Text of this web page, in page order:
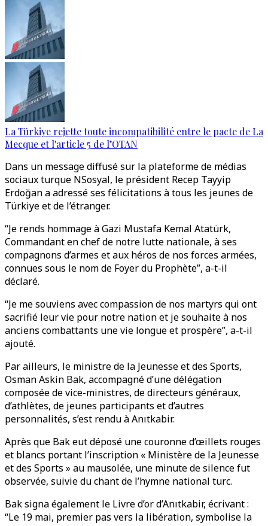
La Türkiye rejette toute incompatibilité entre le pacte de La
Mecque et l'article 5 de l’OTAN
Dans un message diffusé sur la plateforme de médias
sociaux turque NSosyal, le président Recep Tayyip
Erdoğan a adressé ses félicitations à tous les jeunes de
Türkiye et de l’étranger.
“Je rends hommage à Gazi Mustafa Kemal Atatürk,
Commandant en chef de notre lutte nationale, à ses
compagnons d’armes et aux héros de nos forces armées,
connues sous le nom de Foyer du Prophète”, a-t-il
déclaré.
“Je me souviens avec compassion de nos martyrs qui ont
sacrifié leur vie pour notre nation et je souhaite à nos
anciens combattants une vie longue et prospère”, a-t-il
ajouté.
Par ailleurs, le ministre de la Jeunesse et des Sports,
Osman Askin Bak, accompagné d’une délégation
composée de vice-ministres, de directeurs généraux,
d’athlètes, de jeunes participants et d’autres
personnalités, s’est rendu à Anıtkabir.
Après que Bak eut déposé une couronne d’œillets rouges
et blancs portant l’inscription « Ministère de la Jeunesse
et des Sports » au mausolée, une minute de silence fut
observée, suivie du chant de l’hymne national turc.
Bak signa également le Livre d’or d’Anıtkabir, écrivant :
“Le 19 mai, premier pas vers la libération, symbolise la